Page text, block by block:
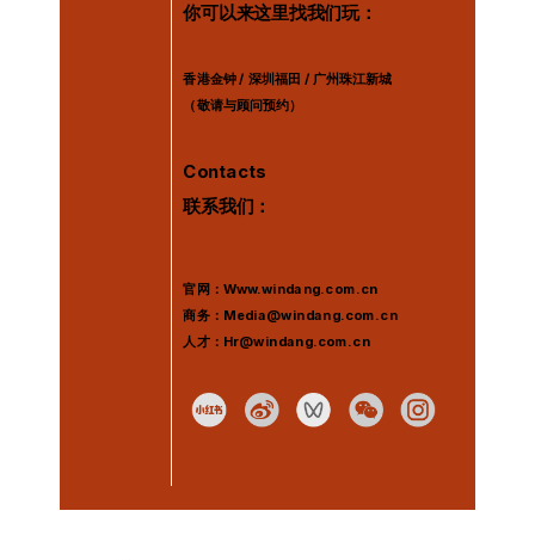
你可以来这里找我们玩：
香港金钟 / 深圳福田 / 广州珠江新城
（敬请与顾问预约）
Contacts
联系我们：
官网：Www.windang.com.cn
商务：Media@windang.com.cn
人才：Hr@windang.com.cn